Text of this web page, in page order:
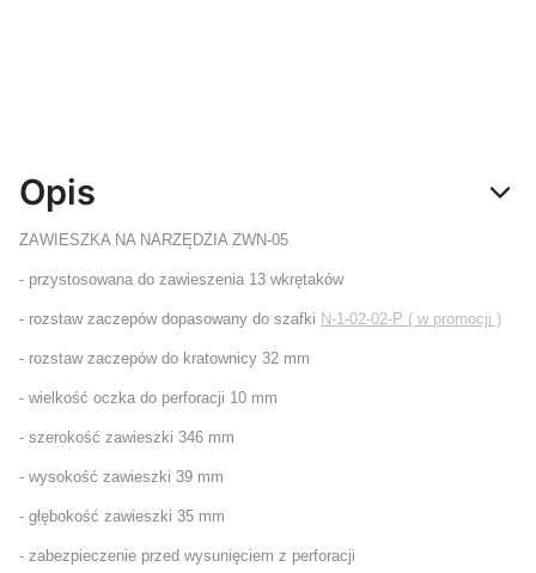
Opis
ZAWIESZKA NA NARZĘDZIA ZWN-05
- przystosowana do zawieszenia 13 wkrętaków
- rozstaw zaczepów dopasowany do szafki N-1-02-02-P ( w promocji )
- rozstaw zaczepów do kratownicy 32 mm
- wielkość oczka do perforacji 10 mm
- szerokość zawieszki 346 mm
- wysokość zawieszki 39 mm
- głębokość zawieszki 35 mm
- zabezpieczenie przed wysunięciem z perforacji